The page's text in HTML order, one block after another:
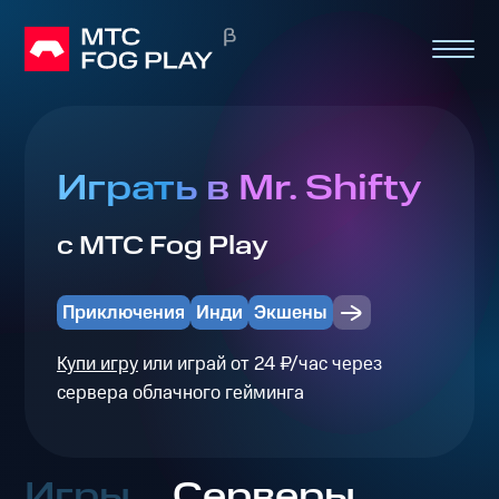
Играть в Mr. Shifty
с МТС Fog Play
Приключения Инди Экшены
Купи игруили играй от 24 ₽/час через
сервера облачного гейминга